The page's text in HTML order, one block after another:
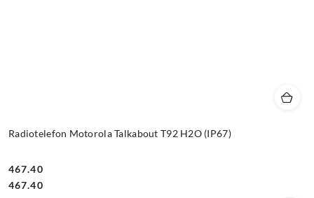
Radiotelefon Motorola Talkabout T92 H2O (IP67)
Cena:
467.40
Cena:
467.40